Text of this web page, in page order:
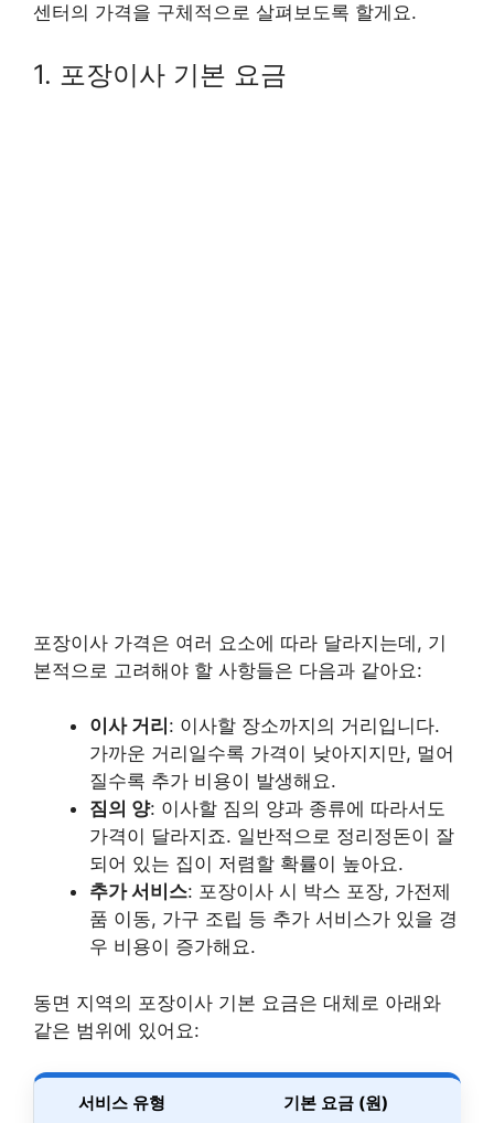
센터의 가격을 구체적으로 살펴보도록 할게요.
1. 포장이사 기본 요금
포장이사 가격은 여러 요소에 따라 달라지는데, 기
본적으로 고려해야 할 사항들은 다음과 같아요:
이사 거리 : 이사할 장소까지의 거리입니다.
가까운 거리일수록 가격이 낮아지지만, 멀어
질수록 추가 비용이 발생해요.
짐의 양: 이사할 짐의 양과 종류에 따라서도
가격이 달라지죠. 일반적으로 정리정돈이 잘
되어 있는 집이 저렴할 확률이 높아요.
추가 서비스: 포장이사 시 박스 포장, 가전제
품 이동, 가구 조립 등 추가 서비스가 있을 경
우 비용이 증가해요.
동면 지역의 포장이사 기본 요금은 대체로 아래와
같은 범위에 있어요:
서비스 유형 기본 요금 (원)